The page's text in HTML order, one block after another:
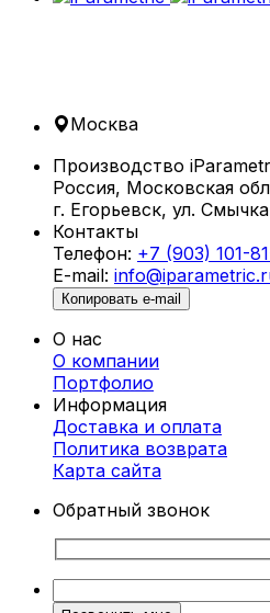
Москва
Производство
Россия, Московская
г. Егорьевск, ул.
Контакты
Телефон: +7 (903) 101-
E-mail:
Копировать e-mail
О нас
О компании
Портфолио
Информация
Доставка и оплата
Политика возврата
Карта cайта
Обратный звонок